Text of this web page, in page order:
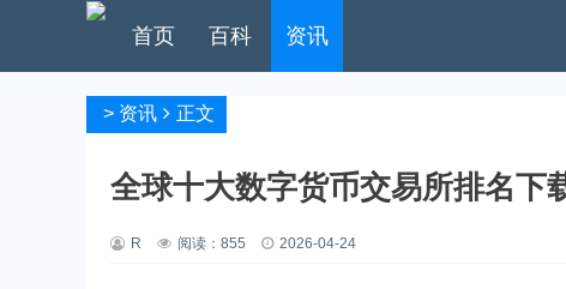
首页 百科 资讯
> 资讯 正文
全球十大数字货币交易所排名下
R 阅读： 855 2026-04-24